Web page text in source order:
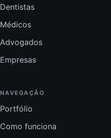
Dentistas
Médicos
Advogados
Empresas
NAVEGAÇÃO
Portfólio
Como funciona